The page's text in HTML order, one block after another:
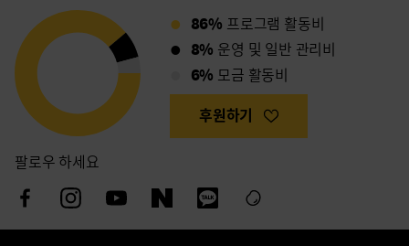
86% 프로그램 활동비
8% 운영 및 일반 관리비
6% 모금 활동비
후원하기
팔로우 하세요